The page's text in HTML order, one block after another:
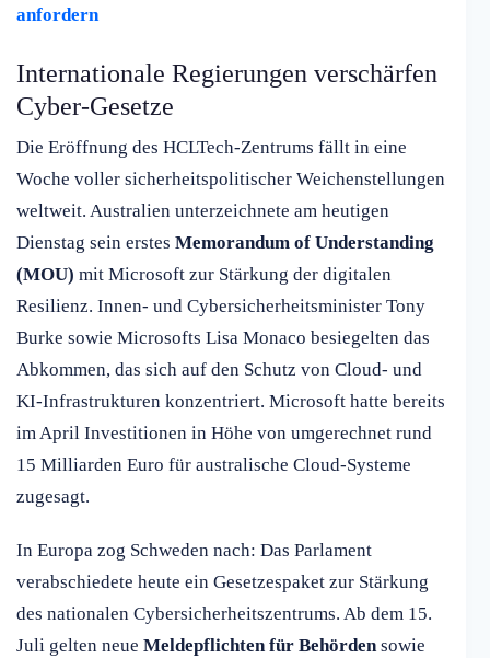
anfordern
Internationale Regierungen verschärfen
Cyber-Gesetze
Die Eröffnung des HCLTech-Zentrums fällt in eine
Woche voller sicherheitspolitischer Weichenstellungen
weltweit. Australien unterzeichnete am heutigen
Dienstag sein erstes Memorandum of Understanding
(MOU) mit Microsoft zur Stärkung der digitalen
Resilienz. Innen- und Cybersicherheitsminister Tony
Burke sowie Microsofts Lisa Monaco besiegelten das
Abkommen, das sich auf den Schutz von Cloud- und
KI-Infrastrukturen konzentriert. Microsoft hatte bereits
im April Investitionen in Höhe von umgerechnet rund
15 Milliarden Euro für australische Cloud-Systeme
zugesagt.
In Europa zog Schweden nach: Das Parlament
verabschiedete heute ein Gesetzespaket zur Stärkung
des nationalen Cybersicherheitszentrums. Ab dem 15.
Juli gelten neue Meldepflichten für Behördensowie